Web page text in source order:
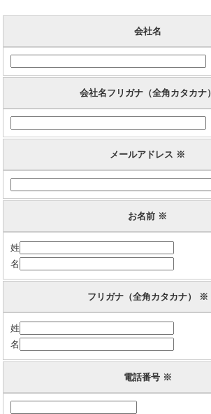
会社名
会社名フリガナ（全角カタカナ）
メールアドレス ※
お名前 ※
姓
名
フリガナ（全角カタカナ） ※
姓
名
電話番号 ※